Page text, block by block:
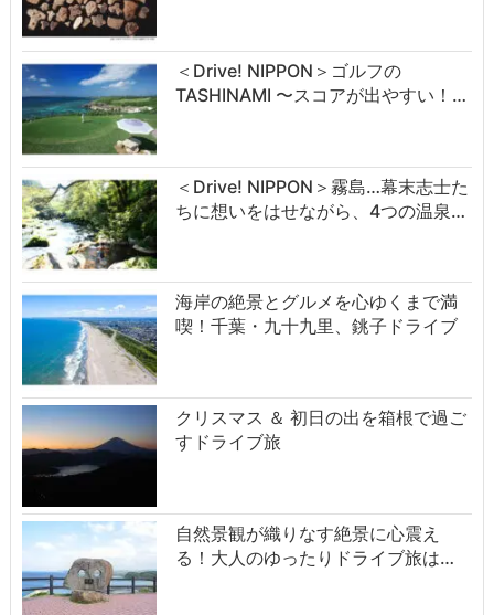
＜Drive! NIPPON＞ゴルフの
TASHINAMI 〜スコアが出やすい！…
＜Drive! NIPPON＞霧島…幕末志士た
ちに想いをはせながら、4つの温泉…
海岸の絶景とグルメを心ゆくまで満
喫！千葉・九十九里、銚子ドライブ
クリスマス ＆ 初日の出を箱根で過ご
すドライブ旅
自然景観が織りなす絶景に心震え
る！大人のゆったりドライブ旅は…